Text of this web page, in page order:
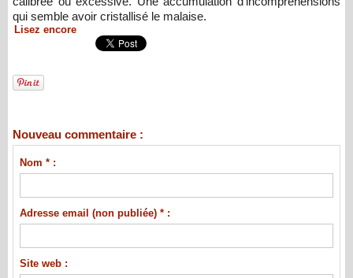
qui semble avoir cristallisé le malaise.
Lisez encore
Nouveau commentaire :
Nom * :
Adresse email (non publiée) * :
Site web :